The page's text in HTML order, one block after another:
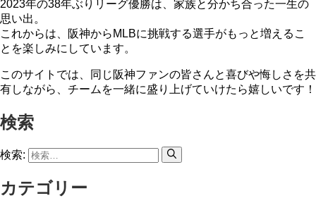
2023年の38年ぶりリーグ優勝は、家族と分かち合った一生の
思い出。
これからは、阪神からMLBに挑戦する選手がもっと増えるこ
とを楽しみにしています。
このサイトでは、同じ阪神ファンの皆さんと喜びや悔しさを共
有しながら、チームを一緒に盛り上げていけたら嬉しいです！
検索
検索:
カテゴリー